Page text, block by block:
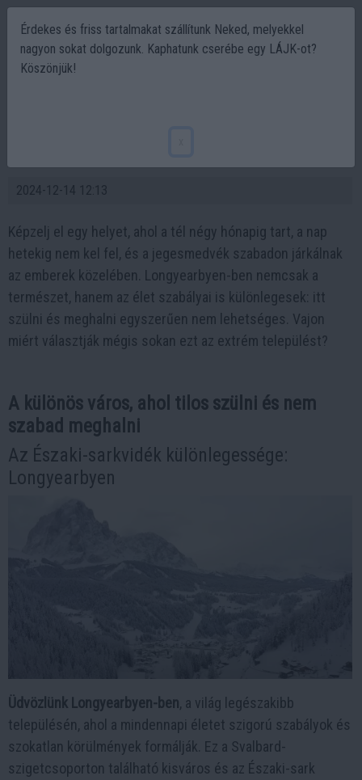
2024-12-14 12:13
Képzelj el egy helyet, ahol a tél négy hónapig tart, a nap
hetekig nem kel fel, és a jegesmedvék szabadon járkálnak
az emberek közelében. Longyearbyen-ben nemcsak a
természet, hanem az élet szabályai is különlegesek: itt
szülni és meghalni egyszerűen nem lehetséges. Vajon
miért választják mégis sokan ezt az extrém települést?
A különös város, ahol tilos szülni és nem
szabad meghalni
Az Északi-sarkvidék különlegessége:
Longyearbyen
Üdvözlünk Longyearbyen-ben, a világ legészakibb
településén, ahol a mindennapi életet szigorú szabályok és
szokatlan körülmények formálják. Ez a Svalbard-
szigetcsoporton található kisváros és az Északi-sark
Érdekes és friss tartalmakat szállítunk Neked, melyekkel
nagyon sokat dolgozunk. Kaphatunk cserébe egy LÁJK-ot?
Köszönjük!